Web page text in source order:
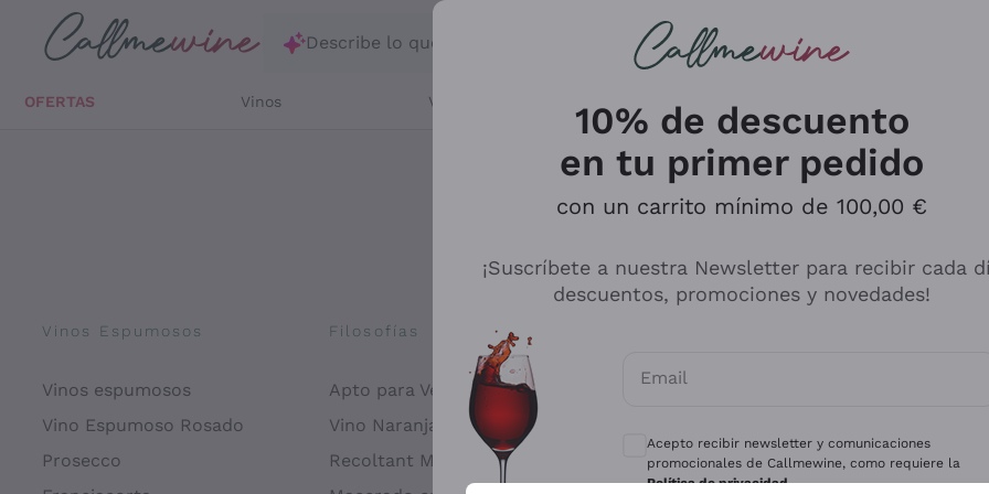
Saltar al contenido principal
Describe lo que estás buscando
OFERTAS Vinos Vinos Blancos
Vinos Espumosos
Vinos espumosos
Vino Espumoso Rosado
Prosecco
Filosofías
Apto para Veganos
Vino Naranja
Recoltant Manipulant
Antinori
Ca' del Bosco
Gavi
10% de descuento
en tu primer pedido
con un carrito mínimo de 100,00 €
¡Suscríbete a nuestra Newsletter para recibir cada
descuentos, promociones y novedades!
Email
Consentimientos opcionales para recibir
Acepto recibir newsletter y comunicaciones
promocionales de Callmewine, como requiere la
Política de privacidad